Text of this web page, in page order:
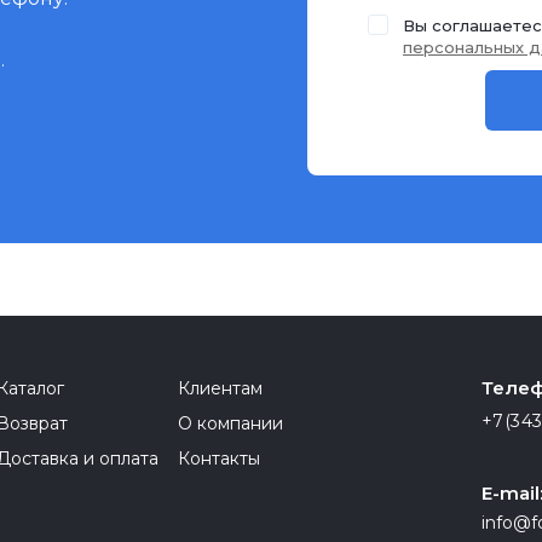
Вы
персональных
и оплата
Клиентам
О компании
Контакты
E-mail: